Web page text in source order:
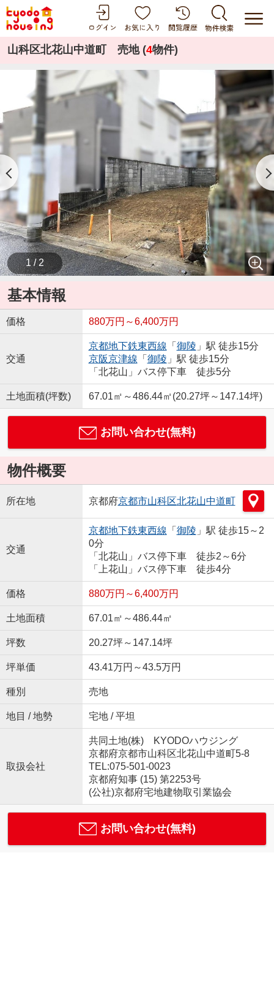
山科区北花山中道町 売地 (4物件)
1 / 2
基本情報
価格 880万円～6,400万円
交通
京都地下鉄東西線 「 御陵 」駅 徒歩15分
京阪京津線 「 御陵 」駅 徒歩15分
「北花山」バス停下車 徒歩5分
土地面積(坪数) 67.01㎡～486.44㎡(20.27坪～147.14坪)
お問い合わせ(無料)
物件概要
所在地 京都府京都市山科区北花山中道町
交通
京都地下鉄東西線 「 御陵 」駅 徒歩15～2
0分
「北花山」バス停下車 徒歩2～6分
「上花山」バス停下車 徒歩4分
価格 880万円～6,400万円
土地面積 67.01㎡～486.44㎡
坪数 20.27坪～147.14坪
坪単価 43.41万円～43.5万円
種別 売地
地目 / 地勢 宅地 / 平坦
取扱会社
共同土地(株) KYODOハウジング
京都府京都市山科区北花山中道町5-8
TEL:075-501-0023
京都府知事 (15) 第2253号
(公社)京都府宅地建物取引業協会
お問い合わせ(無料)